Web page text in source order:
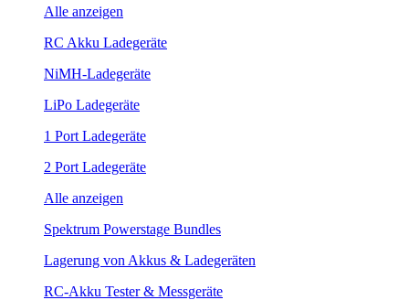
Alle anzeigen
RC Akku Ladegeräte
NiMH-Ladegeräte
LiPo Ladegeräte
1 Port Ladegeräte
2 Port Ladegeräte
Alle anzeigen
Spektrum Powerstage Bundles
Lagerung von Akkus & Ladegeräten
RC-Akku Tester & Messgeräte